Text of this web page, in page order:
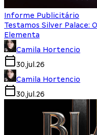
Informe Publicitário
Testamos Silver Palace:
Elementa
Camila Hortencio
30.jul.26
Camila Hortencio
30.jul.26